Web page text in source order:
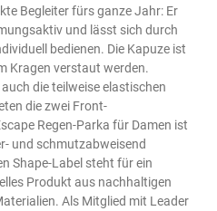
Begleiter fürs ganze Jahr: Er
und lässt sich durch
bedienen. Die Kapuze ist
Kragen verstaut werden.
die teilweise elastischen
die zwei Front-
Regen-Parka für Damen ist
und schmutzabweisend
Shape-Label steht für ein
Produkt aus nachhaltigen
Als Mitglied mit Leader